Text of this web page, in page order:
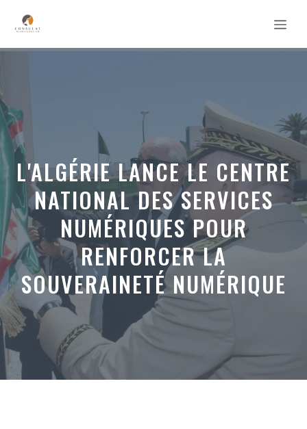
contenu
L'ALGÉRIE LANCE LE CENTRE
NATIONAL DES SERVICES
NUMÉRIQUES POUR
RENFORCER LA
SOUVERAINETÉ NUMÉRIQUE